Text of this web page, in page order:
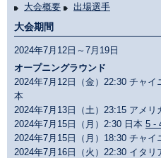
大会概要 出場選手
大会期間
2024年7月12日～7月19日
オープニングラウンド
2024年7月12日（金）22:30 チャ
本
2024年7月13日（土）23:15 アメリ
2024年7月15日（月）2:30 日本 5 -
2024年7月15日（月）18:30 チャイ
2024年7月16日（火）22:30 イタリ